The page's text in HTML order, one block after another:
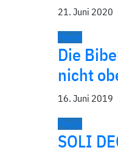
21. Juni 2020
Media
Die
nicht
16. Juni 2019
Media
SOLI